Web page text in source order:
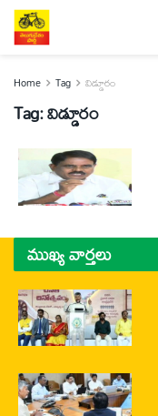
Home Tag విడ్డూరం
Tag:విడ్డూరం
ముఖ్య వార్తలు